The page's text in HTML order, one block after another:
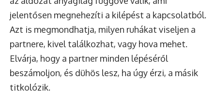
jelentősen megnehezíti a kilépést a kapcsolatból.
Azt is megmondhatja, milyen ruhákat viseljen a
partnere, kivel találkozhat, vagy hova mehet.
Elvárja, hogy a partner minden lépéséről
beszámoljon, és dühös lesz, ha úgy érzi, a másik
titkolózik.